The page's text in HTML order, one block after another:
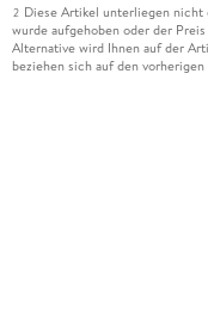
2 Diese Artikel unterliegen nicht
wurde aufgehoben oder der
Alternative wird Ihnen auf der
beziehen sich auf den vorherigen